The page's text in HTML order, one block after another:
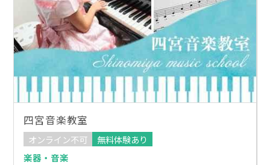
四宮音楽教室
オンライン不可
無料体験あり
楽器・音楽